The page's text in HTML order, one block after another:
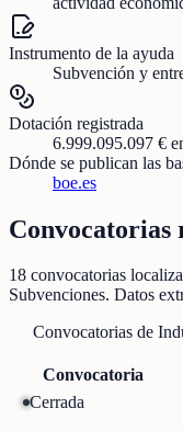
Instrumento de la ayuda
Subvención y
Dotación registrada
6.999.095.097 €
Dónde se publican las
boe.es
Convocatorias
18 convocatorias
Subvenciones. Datos
Convocatorias de
Convocatoria
Cerrada